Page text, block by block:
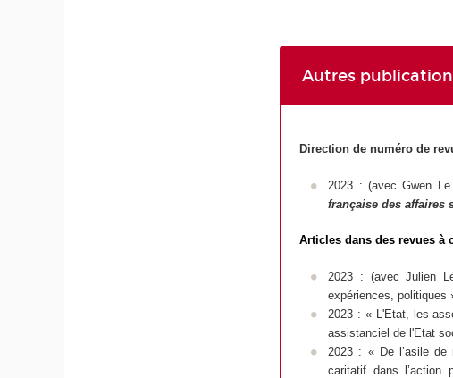
Autres
Direction de numéro de
2023 : (avec Gwen
française des affaires
Articles dans des revues à
2023 : (avec Julien
expériences, politiques
2023 : « L'Etat, les
assistanciel de l'Etat
2023 : « De l’asile de
caritatif dans l’action